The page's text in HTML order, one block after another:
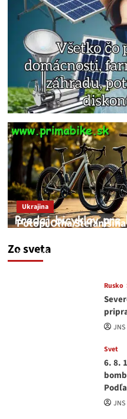
Zo sveta
Ukrajina
Potopí Oľha
JNS
Rusko
JNS
Svet
6. 8.
JNS